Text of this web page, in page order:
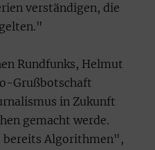
verständigen, die
Rundfunks, Helmut
Grußbotschaft
in Zukunft
gemacht werde.
bereits Algorithmen",